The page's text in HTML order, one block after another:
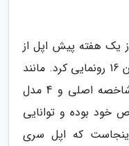
یک هفته پیش اپل از
گوشی های نو خود یعنی سری آیفون 16 رونمایی کرد. مانند
همواره این گوشی های دارای دو شاخصه اصلی و 4 مدل
خود بوده و توانایی
که اپل سری